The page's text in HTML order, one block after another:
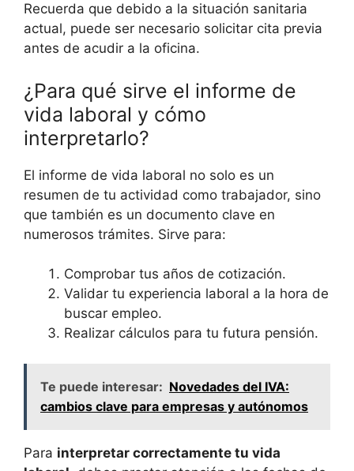
Recuerda que debido a la situación sanitaria
actual, puede ser necesario solicitar cita previa
antes de acudir a la oficina.
¿Para qué sirve el informe de
vida laboral y cómo
interpretarlo?
El informe de vida laboral no solo es un
resumen de tu actividad como trabajador, sino
que también es un documento clave en
numerosos trámites. Sirve para:
Comprobar tus años de cotización.
Validar tu experiencia laboral a la hora de
buscar empleo.
Realizar cálculos para tu futura pensión.
Te puede interesar: Novedades del IVA:
cambios clave para empresas y autónomos
Para interpretar correctamente tu vida